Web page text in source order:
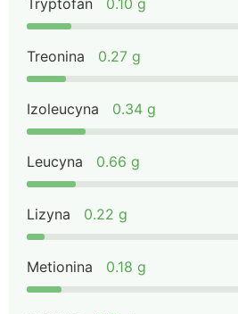
Tryptofan 0.10 g
Treonina 0.27 g
Izoleucyna 0.34 g
Leucyna 0.66 g
Lizyna 0.22 g
Metionina 0.18 g